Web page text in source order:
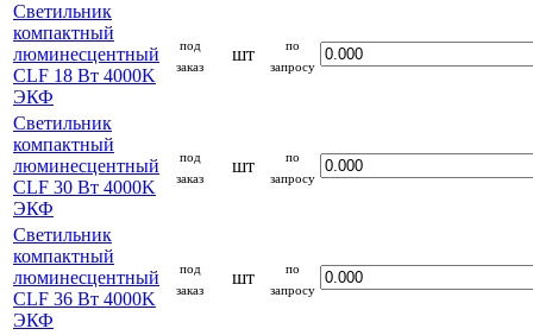
Светильник
компактный
люминесцентный
CLF 18 Вт 4000K
ЭКФ
под
заказ
шт
по
запросу
Светильник
компактный
люминесцентный
CLF 30 Вт 4000K
ЭКФ
под
заказ
шт
по
запросу
Светильник
компактный
люминесцентный
CLF 36 Вт 4000K
ЭКФ
под
заказ
шт
по
запросу